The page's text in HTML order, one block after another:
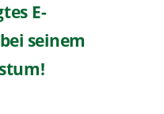
E-
seinem